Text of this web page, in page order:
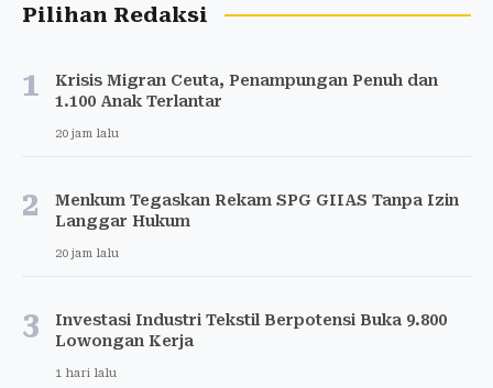
Pilihan Redaksi
1
Krisis Migran Ceuta, Penampungan Penuh dan
1.100 Anak Terlantar
20 jam lalu
2
Menkum Tegaskan Rekam SPG GIIAS Tanpa Izin
Langgar Hukum
20 jam lalu
3
Investasi Industri Tekstil Berpotensi Buka 9.800
Lowongan Kerja
1 hari lalu